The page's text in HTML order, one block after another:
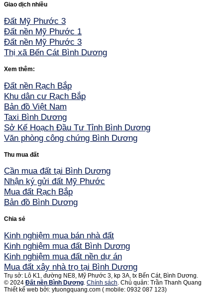
Giao dịch nhiều
Đất Mỹ Phước 3
Đất nền Mỹ Phước 1
Đất nền Mỹ Phước 3
Thị xã Bến Cát Bình Dương
Xem thêm:
Đất nền Rạch Bắp
Khu dân cư Rạch Bắp
Bản đồ Việt Nam
Taxi Bình Dương
Sở Kế Hoạch Đầu Tư Tỉnh Bình Dương
Văn phòng công chứng Bình Dương
Thu mua đất
Cần mua đất tại Bình Dương
Nhận ký gửi đất Mỹ Phước
Mua đất Rạch Bắp
Bản đồ Bình Dương
Chia sẻ
Kinh nghiệm mua bán nhà đất
Kinh nghiệm mua đất Bình Dương
Kinh nghiệm mua đất nền dự án
Mua đất xây nhà trọ tại Bình Dương
Trụ sở: Lô K1, đường NE8, Mỹ Phước 3, kp 3A, tx Bến Cát, Bình Dương.
© 2024 Đất nền Bình Dương. Chính sách. Chủ quản: Trần Thanh Quang
Thiết kế web bởi: ytuongquang.com ( mobile: 0932 087 123)